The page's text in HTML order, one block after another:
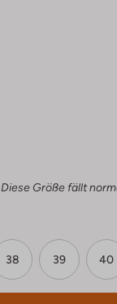
Diese Größe fällt
38 39 40